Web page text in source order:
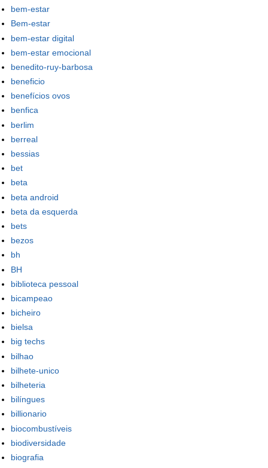
bem-estar
Bem-estar
bem-estar digital
bem-estar emocional
benedito-ruy-barbosa
beneficio
benefícios ovos
benfica
berlim
berreal
bessias
bet
beta
beta android
beta da esquerda
bets
bezos
bh
BH
biblioteca pessoal
bicampeao
bicheiro
bielsa
big techs
bilhao
bilhete-unico
bilheteria
bilíngues
billionario
biocombustíveis
biodiversidade
biografia